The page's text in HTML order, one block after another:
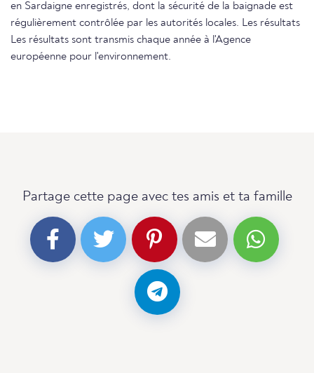
en Sardaigne enregistrés, dont la sécurité de la baignade est
régulièrement contrôlée par les autorités locales. Les résultats
Les résultats sont transmis chaque année à l'Agence
européenne pour l'environnement.
Partage cette page avec tes amis et ta famille